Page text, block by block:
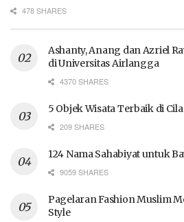
478 SHARES
Ashanty, Anang dan Azriel
di Universitas Airlangga
4370 SHARES
5 Objek Wisata Terbaik di
209 SHARES
124 Nama Sahabiyat untuk
9059 SHARES
Pagelaran Fashion Muslim
Style